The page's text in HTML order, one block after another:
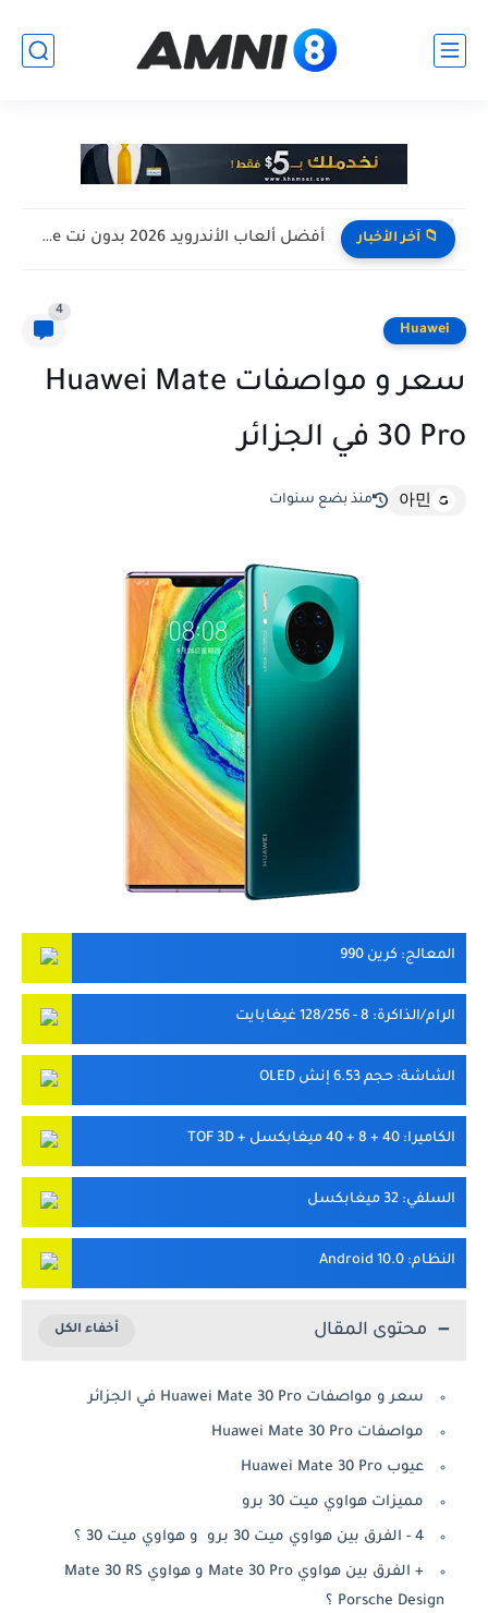
📁 آخر الأخبار افضل تجميعة كمبيوتر للالعاب بأرخص سعر ممكن ! تجميعة Pc...
Huawei
4
سعر و مواصفات Huawei Mate
30 Pro في الجزائر
아민 منذ بضع سنوات
المعالج: كرين 990
الرام/الذاكرة: 8 - 128/256 غيغابايت
الشاشة: حجم 6.53 إنش OLED
الكاميرا: 40 + 8 + 40 ميغابكسل + TOF 3D
السلفي: 32 ميغابكسل
النظام: Android 10.0
محتوى المقال
سعر و مواصفات Huawei Mate 30 Pro في الجزائر
مواصفات Huawei Mate 30 Pro
عيوب Huawei Mate 30 Pro
مميزات هواوي ميت 30 برو
4 - الفرق بين هواوي ميت 30 برو و هواوي ميت 30 ؟
+ الفرق بين هواوي Mate 30 Pro و هواوي Mate 30 RS
Porsche Design ؟